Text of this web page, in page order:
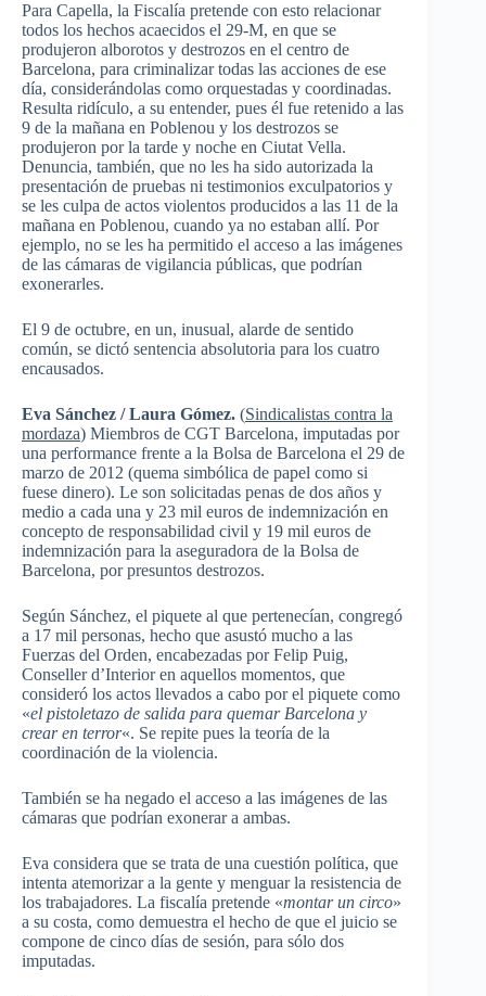
Para Capella, la Fiscalía pretende con esto relacionar
todos los hechos acaecidos el 29-M, en que se
produjeron alborotos y destrozos en el centro de
Barcelona, para criminalizar todas las acciones de ese
día, considerándolas como orquestadas y coordinadas.
Resulta ridículo, a su entender, pues él fue retenido a las
9 de la mañana en Poblenou y los destrozos se
produjeron por la tarde y noche en Ciutat Vella.
Denuncia, también, que no les ha sido autorizada la
presentación de pruebas ni testimonios exculpatorios y
se les culpa de actos violentos producidos a las 11 de la
mañana en Poblenou, cuando ya no estaban allí. Por
ejemplo, no se les ha permitido el acceso a las imágenes
de las cámaras de vigilancia públicas, que podrían
exonerarles.
El 9 de octubre, en un, inusual, alarde de sentido
común, se dictó sentencia absolutoria para los cuatro
encausados.
Eva Sánchez / Laura Gómez. (Sindicalistas contra la
mordaza) Miembros de CGT Barcelona, imputadas por
una performance frente a la Bolsa de Barcelona el 29 de
marzo de 2012 (quema simbólica de papel como si
fuese dinero). Le son solicitadas penas de dos años y
medio a cada una y 23 mil euros de indemnización en
concepto de responsabilidad civil y 19 mil euros de
indemnización para la aseguradora de la Bolsa de
Barcelona, por presuntos destrozos.
Según Sánchez, el piquete al que pertenecían, congregó
a 17 mil personas, hecho que asustó mucho a las
Fuerzas del Orden, encabezadas por Felip Puig,
Conseller d’Interior en aquellos momentos, que
consideró los actos llevados a cabo por el piquete como
«el pistoletazo de salida para quemar Barcelona y
crear en terror«. Se repite pues la teoría de la
coordinación de la violencia.
También se ha negado el acceso a las imágenes de las
cámaras que podrían exonerar a ambas.
Eva considera que se trata de una cuestión política, que
intenta atemorizar a la gente y menguar la resistencia de
los trabajadores. La fiscalía pretende «montar un circo»
a su costa, como demuestra el hecho de que el juicio se
compone de cinco días de sesión, para sólo dos
imputadas.